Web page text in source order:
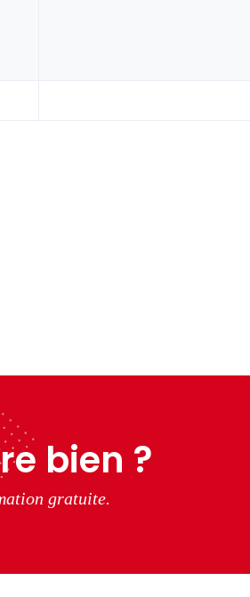
bien ?
gratuite.